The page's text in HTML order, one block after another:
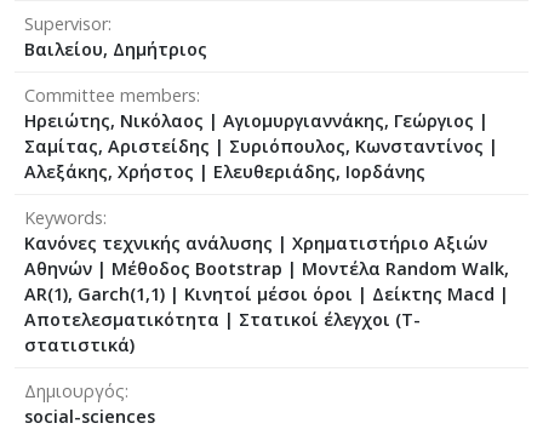
Supervisor
Βαιλείου, Δημήτριος
Committee members
Ηρειώτης, Νικόλαος | Αγιομυργιαννάκης, Γεώργιος |
Σαμίτας, Αριστείδης | Συριόπουλος, Κωνσταντίνος |
Αλεξάκης, Χρήστος | Ελευθεριάδης, Ιορδάνης
Keywords
Κανόνες τεχνικής ανάλυσης | Χρηματιστήριο Αξιών
Αθηνών | Μέθοδος Bootstrap | Μοντέλα Random Walk,
AR(1), Garch(1,1) | Κινητοί μέσοι όροι | Δείκτης Macd |
Αποτελεσματικότητα | Στατικοί έλεγχοι (Τ-
στατιστικά)
Δημιουργός
social-sciences